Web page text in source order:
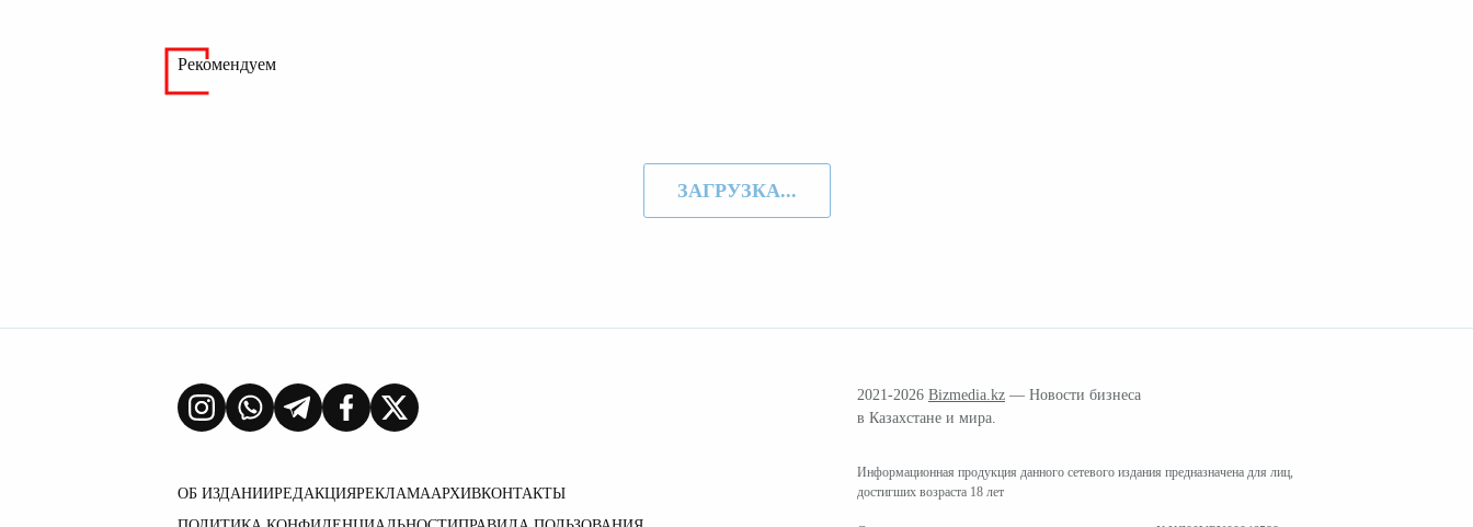
Рекомендуем
ЗАГРУЗКА...
ОБ ИЗДАНИИРЕДАКЦИЯРЕКЛАМААРХИВКОНТАКТЫ
2021-2026 Bizmedia.kz — Новости бизнеса
в Казахстане и мира.
Информационная продукция данного сетевого издания предназначена для лиц,
достигших возраста 18 лет